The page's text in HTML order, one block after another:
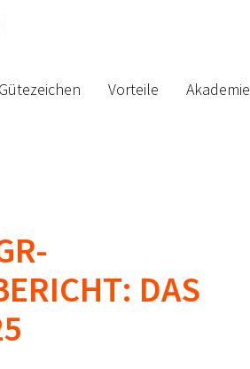
Gütezeichen Vorteile Akademie
DAS